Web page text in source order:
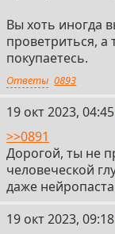
Вы хоть иногда
проветриться,
покупаетесь.
Ответы 0893
11
19 окт 2023, 04:45
>>0891
Дорогой, ты не
человеческой
даже
12
19 окт 2023, 09:18